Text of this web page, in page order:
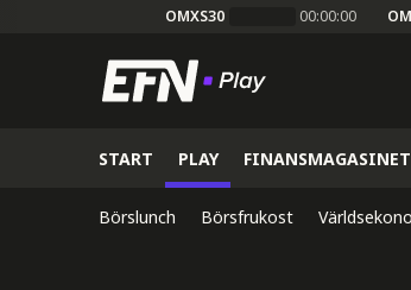
OMXS30 00:00:00
START PLAY FINANSMAGASINET
Börslunch Börsfrukost